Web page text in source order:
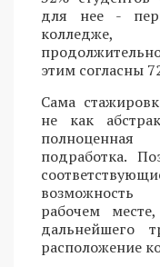
для нее -
этим согласны
Сама
не как
подработка.
возможность
рабочем
дальнейшего
расположение